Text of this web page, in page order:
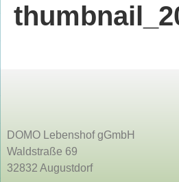
DOMO Lebenshof gGmbH
Waldstraße 69
32832 Augustdorf